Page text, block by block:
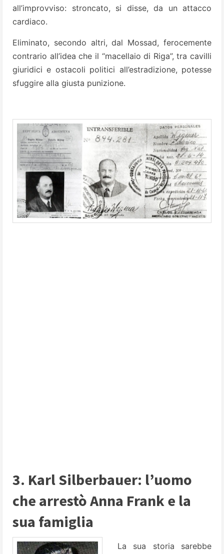
all’improvviso: stroncato, si disse, da un attacco
cardiaco.
Eliminato, secondo altri, dal Mossad, ferocemente
contrario all’idea che il “macellaio di Riga”, tra cavilli
giuridici e ostacoli politici all’estradizione, potesse
sfuggire alla giusta punizione.
3. Karl Silberbauer: l’uomo
che arrestò Anna Frank e la
sua famiglia
La sua storia sarebbe